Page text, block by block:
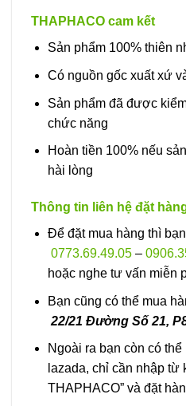
THAPHACO cam kết
Sản phẩm 100% thiên
Có nguồn gốc xuất xứ
Sản phẩm đã được
chức năng
Hoàn tiền 100% nếu
hài lòng
Thông tin liên hệ đặt
Để đặt mua hàng thì
0773.69.49.05–
hoặc nghe tư vấn miễn
Bạn cũng có thể mua
22/21 Đường Số 21,
Ngoài ra bạn còn có
lazada, chỉ cần nhập từ
THAPHACO” và đặt